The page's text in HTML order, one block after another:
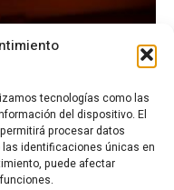
tecnologías como las
del dispositivo. El
procesar datos
identificaciones únicas en
puede afectar